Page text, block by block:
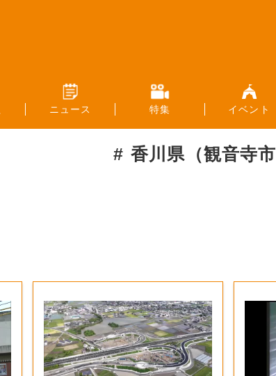
ニュース 特集 イベント
香川県（観音寺市